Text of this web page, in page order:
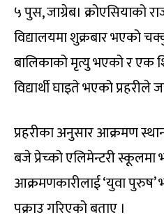
५ पुस, जाग्रेब। क्रोएसियाको
विद्यालयमा शुक्रबार भएको
बालिकाको मृत्यु भएको र एक
विद्यार्थी घाइते भएको प्रहरीले
प्रहरीका अनुसार आक्रमण
बजे प्रेच्को एलिमेन्टरी
आक्रमणकारीलाई ‘युवा पुरुष’
पक्राउ गरिएको बताए ।